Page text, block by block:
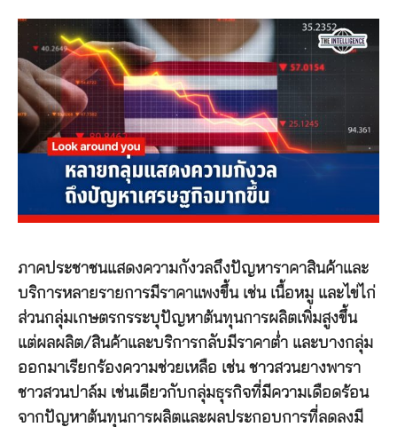
ภาคประชาชนแสดงความกังวลถึงปัญหาราคาสินค้าและ
บริการหลายรายการมีราคาแพงขึ้น เช่น เนื้อหมู และไข่ไก่
ส่วนกลุ่มเกษตรกรระบุปัญหาต้นทุนการผลิตเพิ่มสูงขึ้น
แต่ผลผลิต/สินค้าและบริการกลับมีราคาต่ำ และบางกลุ่ม
ออกมาเรียกร้องความช่วยเหลือ เช่น ชาวสวนยางพารา
ชาวสวนปาล์ม เช่นเดียวกับกลุ่มธุรกิจที่มีความเดือดร้อน
จากปัญหาต้นทุนการผลิตและผลประกอบการที่ลดลงมี